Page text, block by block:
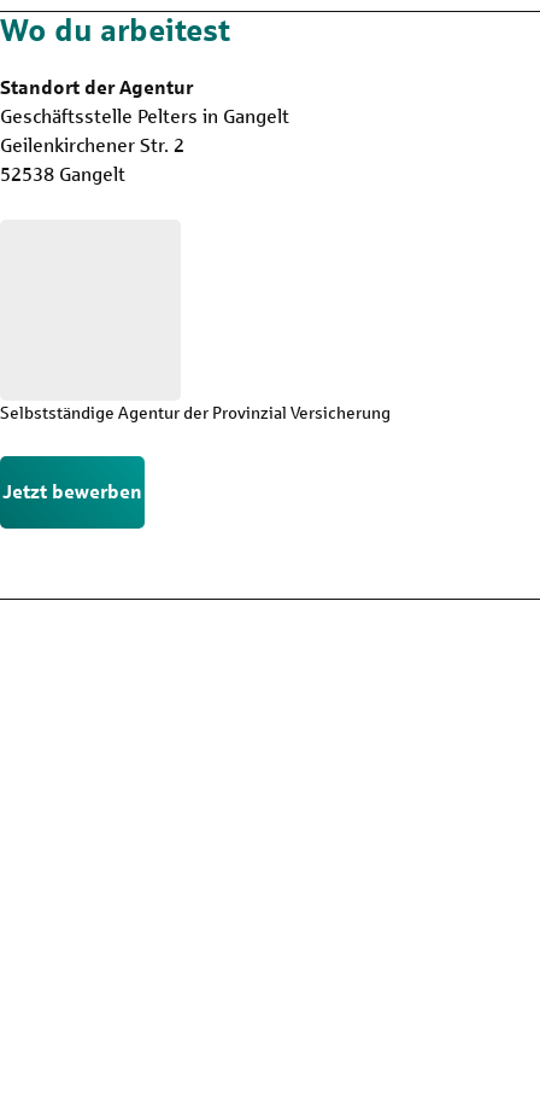
Wo du arbeitest
Standort der Agentur
Geschäftsstelle Pelters in Gangelt
Geilenkirchener Str. 2
52538 Gangelt
Selbstständige Agentur der Provinzial Versicherung
Jetzt bewerben